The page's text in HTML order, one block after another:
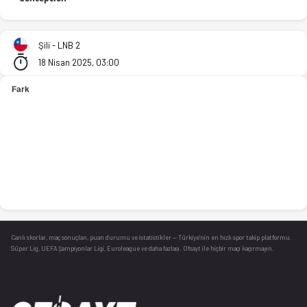
Şili - LNB 2
18 Nisan 2025, 03:00
Canlı skorlar , maç sonuçları, puan durumu ve istatistikler — Türkiye’nin en hızlı spor takip platformu.
Süper Lig, UEFA Şampiyonlar Ligi, Euroleague ve daha fazlası. Ofsayt ile hiçbir maçı kaçırmayın.